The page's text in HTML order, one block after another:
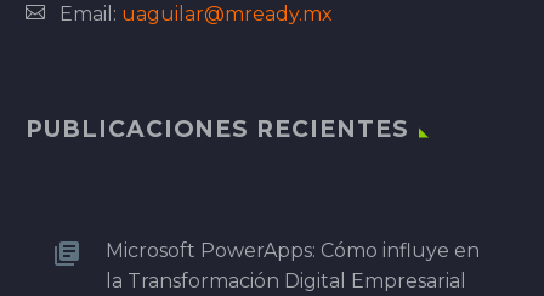
Email: uaguilar@mready.mx
PUBLICACIONES RECIENTES
Microsoft PowerApps: Cómo influye en
la Transformación Digital Empresarial